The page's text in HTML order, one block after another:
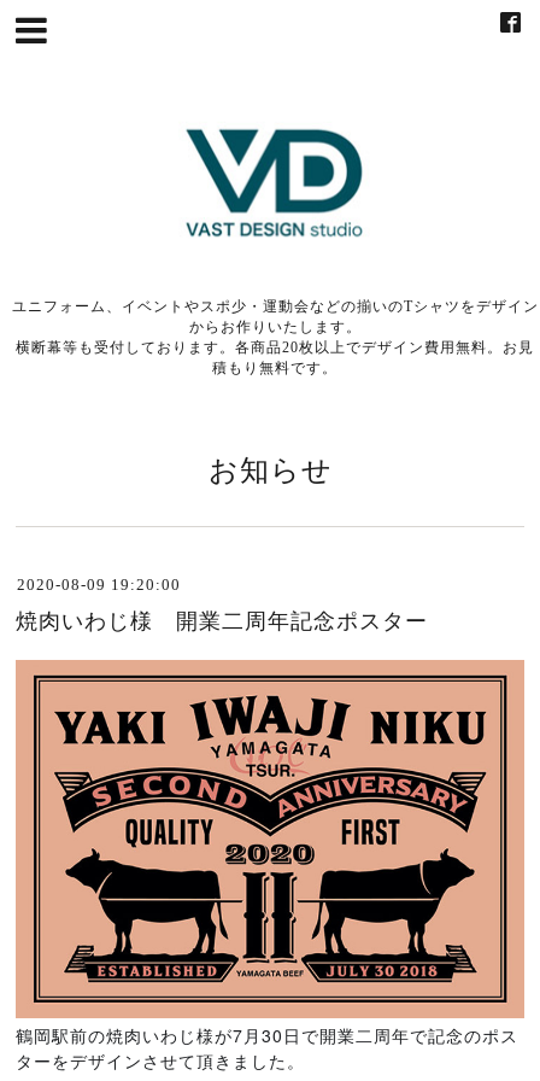
ユニフォーム、イベントやスポ少・運動会などの揃いのTシャツをデザイン
からお作りいたします。
横断幕等も受付しております。各商品20枚以上でデザイン費用無料。お見
積もり無料です。
お知らせ
2020-08-09 19:20:00
焼肉いわじ様 開業二周年記念ポスター
鶴岡駅前の焼肉いわじ様が7月30日で開業二周年で記念のポス
ターをデザインさせて頂きました。